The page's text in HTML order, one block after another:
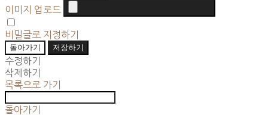
이미지 업로드
비밀글로 지정하기
돌아가기
저장하기
수정하기
삭제하기
목록으로 가기
돌아가기